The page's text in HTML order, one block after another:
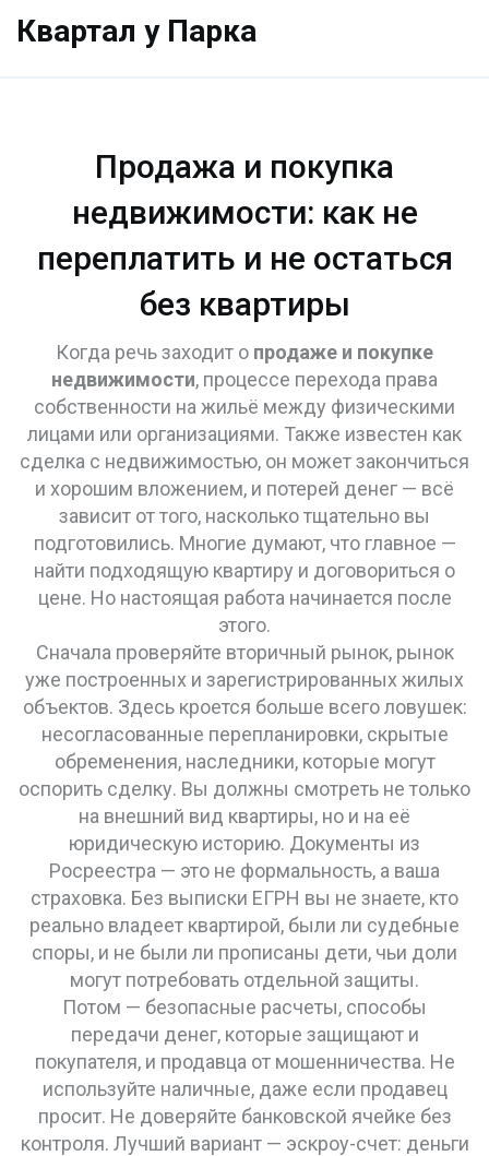
Квартал у Парка
Продажа и покупка
недвижимости: как не
переплатить и не остаться
без квартиры
Когда речь заходит о продаже и покупке
недвижимости, процессе перехода права
собственности на жильё между физическими
лицами или организациями. Также известен как
сделка с недвижимостью, он может закончиться
и хорошим вложением, и потерей денег — всё
зависит от того, насколько тщательно вы
подготовились. Многие думают, что главное —
найти подходящую квартиру и договориться о
цене. Но настоящая работа начинается после
этого.
Сначала проверяйте вторичный рынок, рынок
уже построенных и зарегистрированных жилых
объектов. Здесь кроется больше всего ловушек:
несогласованные перепланировки, скрытые
обременения, наследники, которые могут
оспорить сделку. Вы должны смотреть не только
на внешний вид квартиры, но и на её
юридическую историю. Документы из
Росреестра — это не формальность, а ваша
страховка. Без выписки ЕГРН вы не знаете, кто
реально владеет квартирой, были ли судебные
споры, и не были ли прописаны дети, чьи доли
могут потребовать отдельной защиты.
Потом — безопасные расчеты, способы
передачи денег, которые защищают и
покупателя, и продавца от мошенничества. Не
используйте наличные, даже если продавец
просит. Не доверяйте банковской ячейке без
контроля. Лучший вариант — эскроу-счет: деньги